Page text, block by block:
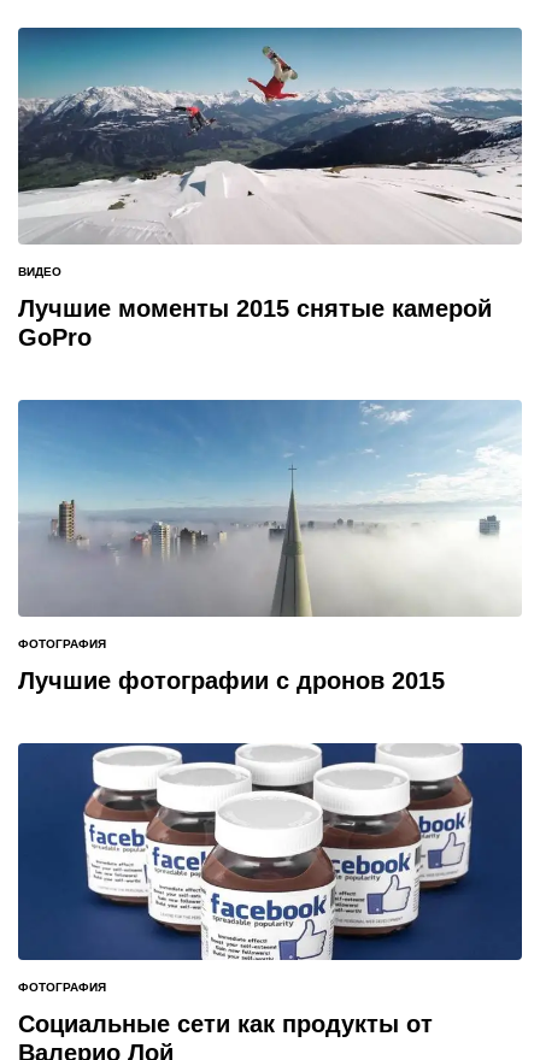
ОПУБЛИКОВАНО
В
ВИДЕО
Лучшие моменты 2015 снятые камерой
GoPro
ОПУБЛИКОВАНО
В
ФОТОГРАФИЯ
Лучшие фотографии с дронов 2015
ОПУБЛИКОВАНО
В
ФОТОГРАФИЯ
Социальные сети как продукты от
Валерио Лой